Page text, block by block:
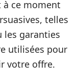
à ce moment
telles
les garanties
utilisées pour
votre offre.